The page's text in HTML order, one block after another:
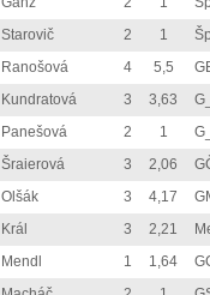
Starovič 2 1
Ranošová 4 5,5
Kundratová 3 3,63
Panešová 2 1
Šraierová 3 2,06
Olšák 3 4,17
Král 3 2,21
Mendl 1 1,64